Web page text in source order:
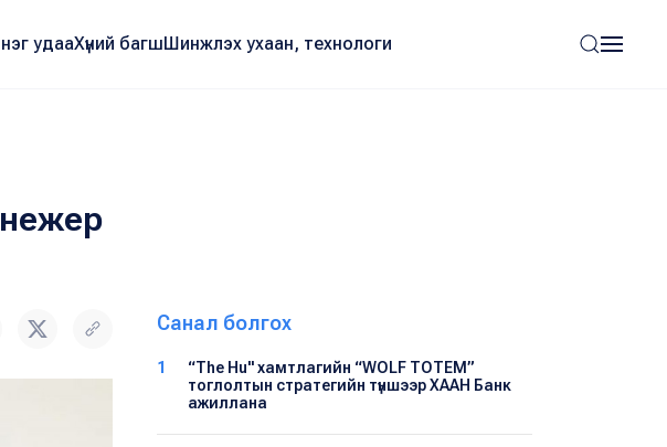
удааХүний багшШинжлэх ухаан, технологи
Санал болгох
1
“The Hu" хамтлагийн “WOLF TOTEM”
тоглолтын стратегийн түншээр ХААН Банк
ажиллана